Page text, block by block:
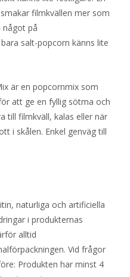
filmkvällen mer som
något på
salt-popcorn känns lite
är en popcornmix som
att ge en fyllig sötma och
till filmkväll, kalas eller när
i skålen. Enkel genväg till
naturliga och artificiella
i produkternas
alltid
Vid frågor
Produkten har minst 4